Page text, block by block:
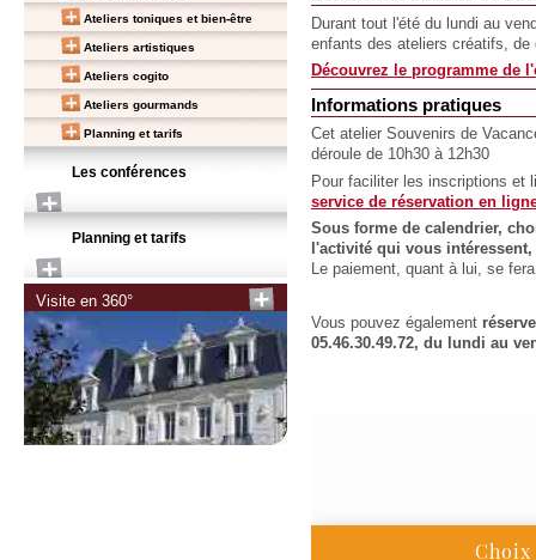
Ateliers toniques et bien-être
Ateliers artistiques
Ateliers cogito
Ateliers gourmands
Planning et tarifs
Les conférences
Planning et tarifs
Visite en 360°
Durant tout l'été du lundi au
enfants des ateliers créatifs,
Découvrez le programme de
Informations pratiques
Cet atelier Souvenirs de
déroule de 10h30 à 12h30
Pour faciliter les inscriptions et
service de réservation en
Sous forme de calendrier,
l'activité qui vous
Le paiement, quant à lui, se
Vous pouvez également
05.46.30.49.72, du lundi au